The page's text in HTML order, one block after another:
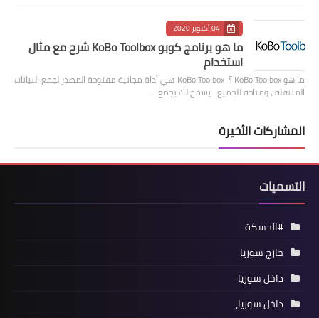
04 أكتوبر 2020
ما هو برنامج كوبو KoBo Toolbox شرح مع مثال
استخدام
ما هو KoBo Toolbox ؟ KoBo Toolbox هي أداة مجانية مفتوحة المصدر لجمع البيانات
المتنقلة ، ومتاحة للجميع. يسمح لك بجمع …
المشاركات الأخيرة
التسميات
#الحسكة
خارج سوريا
داخل سوريا
داخل سوريا،